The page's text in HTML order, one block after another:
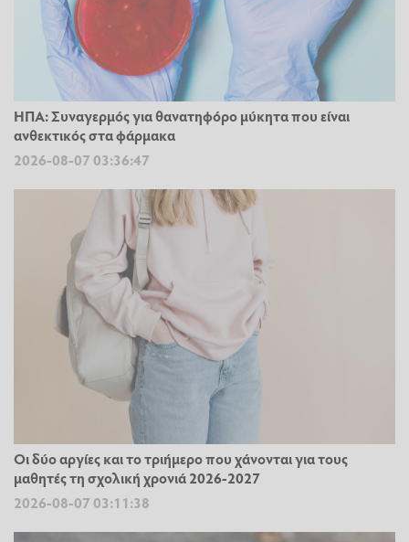
ΗΠΑ: Συναγερμός για θανατηφόρο μύκητα που είναι
ανθεκτικός στα φάρμακα
2026-08-07 03:36:47
Οι δύο αργίες και το τριήμερο που χάνονται για τους
μαθητές τη σχολική χρονιά 2026-2027
2026-08-07 03:11:38